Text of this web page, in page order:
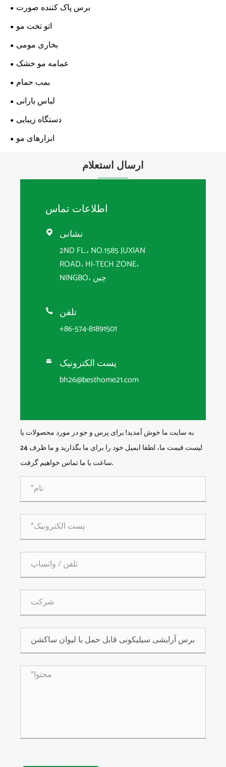
برس پاک کننده صورت
اتو تخت مو
بخاری مومی
عمامه مو خشک
بمب حمام
لباس بارانی
دستگاه زیبایی
ابزارهای مو
ارسال استعلام
اطلاعات تماس
 نشانی
2ND FL.، NO.1585 JUXIAN
ROAD، HI-TECH ZONE،
NINGBO، چین
 تلفن
+86-574-81891501
 پست الکترونیک
bh26@besthome21.com
به سایت ما خوش آمدید! برای پرس و جو در مورد محصولات یا
لیست قیمت ما، لطفا ایمیل خود را برای ما بگذارید و ما ظرف 24
ساعت با ما تماس خواهیم گرفت.